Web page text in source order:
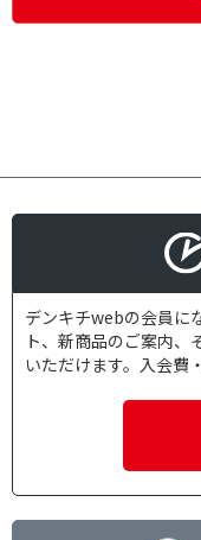
デンキチwebの会員に
ト、新商品のご案内、
いただけます。入会費